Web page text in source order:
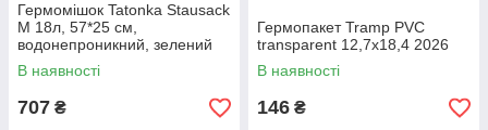
Гермомішок Tatonka Stausack
M 18л, 57*25 см,
водонепроникний, зелений
В наявності
707 ₴
Гермопакет Tramp PVC
transparent 12,7х18,4 2026
В наявності
146 ₴